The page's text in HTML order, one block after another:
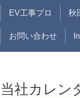
EV工事プロ 秋
お問い合わせ
当社カレン